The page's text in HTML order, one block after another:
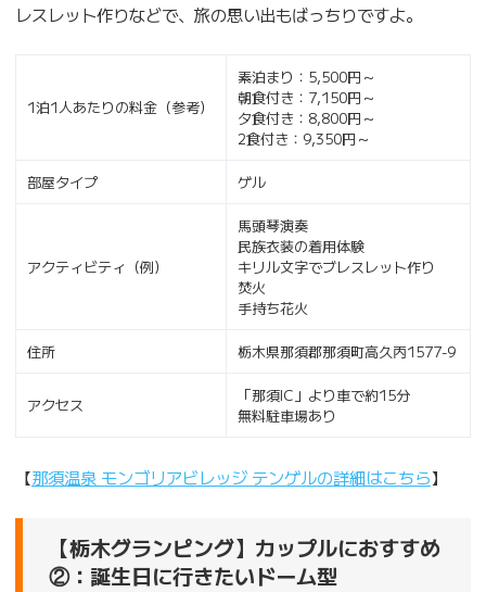
レスレット作りなどで、旅の思い出もばっちりですよ。
1泊1人あたりの料金（参考）
素泊まり：5,500円～
朝食付き：7,150円～
夕食付き：8,800円～
2食付き：9,350円～
部屋タイプ ゲル
アクティビティ（例）
馬頭琴演奏
民族衣装の着用体験
キリル文字でブレスレット作り
焚火
手持ち花火
住所 栃木県那須郡那須町高久丙1577-9
アクセス
「那須IC」より車で約15分
無料駐車場あり
【那須温泉 モンゴリアビレッジ テンゲルの詳細はこちら】
【栃木グランピング】カップルにおすすめ
②：誕生日に行きたいドーム型